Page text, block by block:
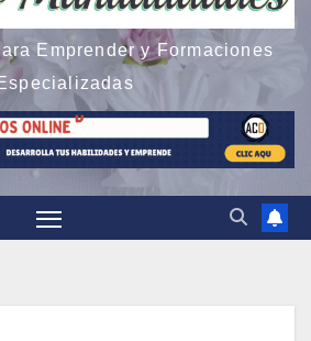
Emprender y Formaciones
Especializadas